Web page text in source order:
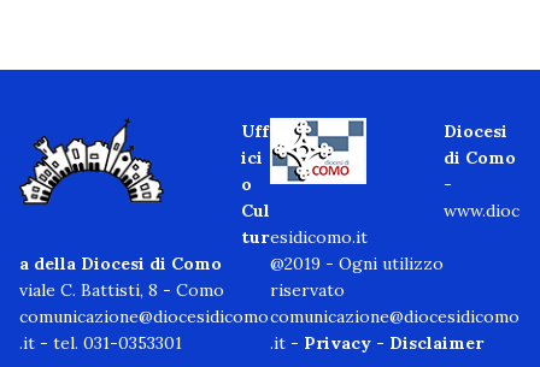
Uff
ici
o
Cul
tur
a della Diocesi di Como
viale C. Battisti, 8 - Como
comunicazione@diocesidicomo
.it - tel. 031-0353301
Diocesi
di Como
-
www.dioc
esidicomo.it
@2019 - Ogni utilizzo
riservato
comunicazione@diocesidicomo
.it - Privacy - Disclaimer